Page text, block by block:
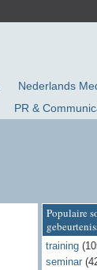
Nederlands
PR &
Populaire
training
seminar